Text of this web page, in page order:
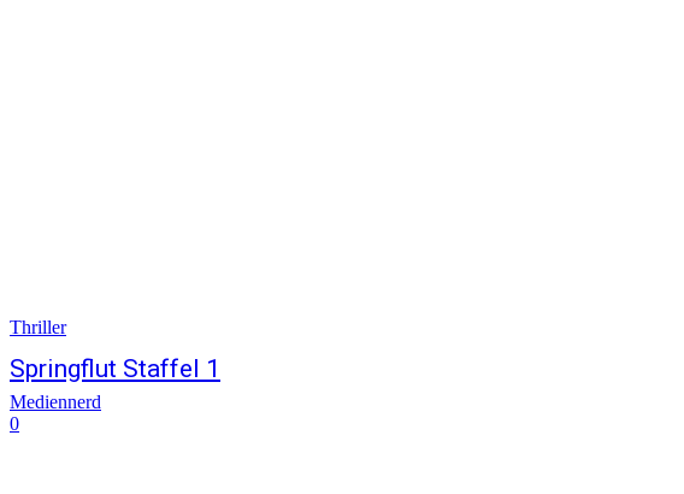
Thriller
Springflut Staffel 1
Mediennerd
0